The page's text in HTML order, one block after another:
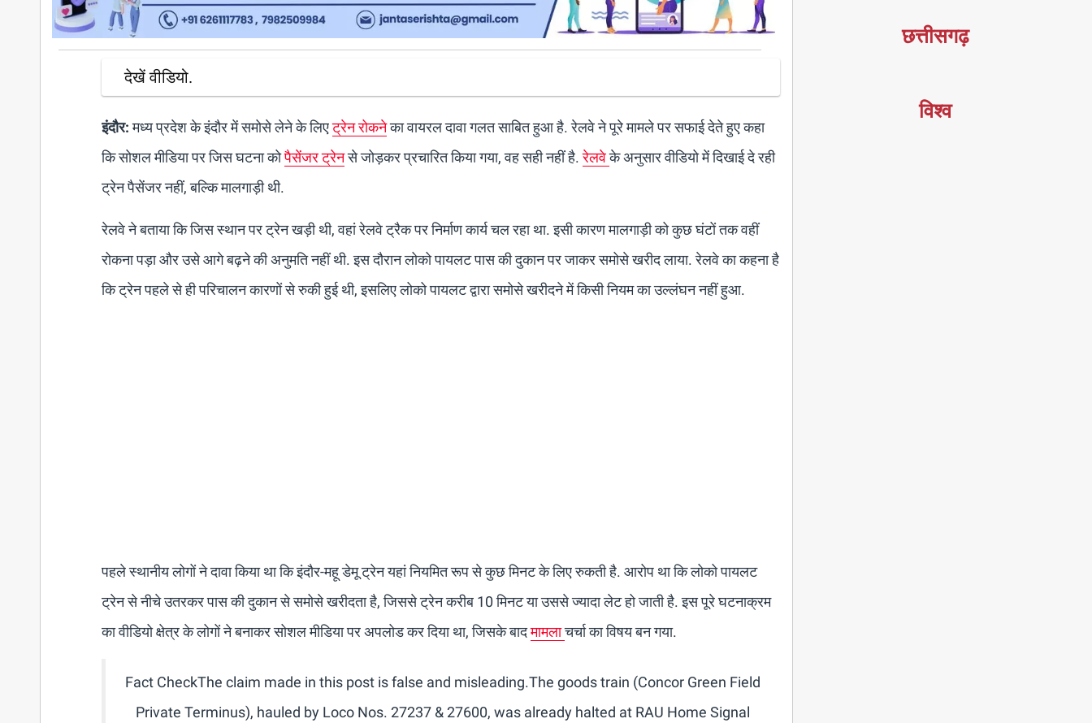
देखें वीडियो.
इंदौर:मध्य प्रदेश के इंदौर में समोसे लेने के लिएट्रेन रोकनेका वायरल दावा गलत साबित हुआ है. रेलवे ने पूरे मामले पर सफाई देते हुए कहा
कि सोशल मीडिया पर जिस घटना कोपैसेंजर ट्रेनसे जोड़कर प्रचारित किया गया, वह सही नहीं है.रेलवेके अनुसार वीडियो में दिखाई दे रही
ट्रेन पैसेंजर नहीं, बल्कि मालगाड़ी थी.
रेलवे ने बताया कि जिस स्थान पर ट्रेन खड़ी थी, वहां रेलवे ट्रैक पर निर्माण कार्य चल रहा था. इसी कारण मालगाड़ी को कुछ घंटों तक वहीं
रोकना पड़ा और उसे आगे बढ़ने की अनुमति नहीं थी. इस दौरान लोको पायलट पास की दुकान पर जाकर समोसे खरीद लाया. रेलवे का कहना है
कि ट्रेन पहले से ही परिचालन कारणों से रुकी हुई थी, इसलिए लोको पायलट द्वारा समोसे खरीदने में किसी नियम का उल्लंघन नहीं हुआ.
पहले स्थानीय लोगों ने दावा किया था कि इंदौर-महू डेमू ट्रेन यहां नियमित रूप से कुछ मिनट के लिए रुकती है. आरोप था कि लोको पायलट
ट्रेन से नीचे उतरकर पास की दुकान से समोसे खरीदता है, जिससे ट्रेन करीब 10 मिनट या उससे ज्यादा लेट हो जाती है. इस पूरे घटनाक्रम
का वीडियो क्षेत्र के लोगों ने बनाकर सोशल मीडिया पर अपलोड कर दिया था, जिसके बादमामलाचर्चा का विषय बन गया.
Fact CheckThe claim made in this post is false and misleading.The goods train (Concor Green Field
Private Terminus), hauled by Loco Nos. 27237 & 27600, was already halted at RAU Home Signal
छत्तीसगढ़
विश्व